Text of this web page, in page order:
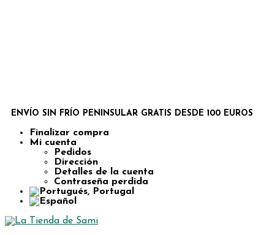
ENVÍO SIN FRÍO PENINSULAR GRATIS DESDE 100 EUROS
Finalizar compra
Mi cuenta
Pedidos
Dirección
Detalles de la cuenta
Contraseña perdida